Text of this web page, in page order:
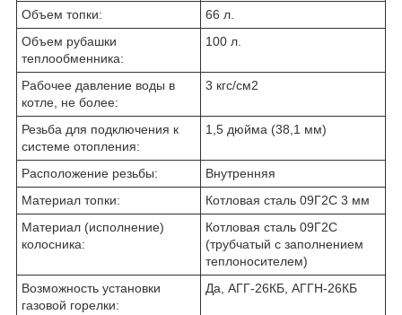
Объем топки:
66 л.
Объем рубашки
теплообменника:
100 л.
Рабочее давление воды в
котле, не более:
3 кгс/см2
Резьба для подключения к
системе отопления:
1,5 дюйма (38,1 мм)
Расположение резьбы:
Внутренняя
Материал топки:
Котловая сталь 09Г2С 3 мм
Материал (исполнение)
колосника:
Котловая сталь 09Г2С
(трубчатый с заполнением
теплоносителем)
Возможность установки
газовой горелки:
Да, АГГ-26КБ, АГГН-26КБ